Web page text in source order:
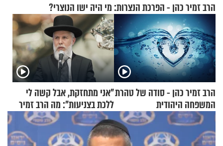
הרב זמיר כהן - הפרכת הנצרות: מי היה ישו הנוצרי?
הרב זמיר כהן - סודה של טהרת
המשפחה היהודית
"אני מתחזקת, אבל קשה לי
ללכת בצניעות": מה הרב זמיר
כהן המליץ לה לעשות?